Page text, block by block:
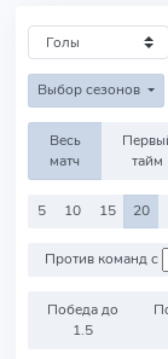
Выбор сезонов
Весь
матч
тайм
5 10 15 20
Против команд с
Победа до
1.5